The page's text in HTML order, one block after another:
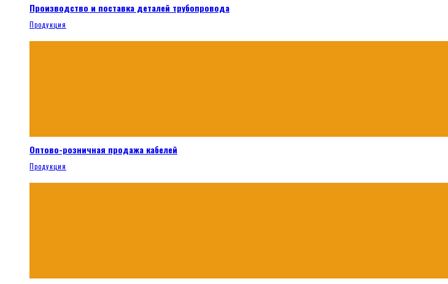
Производство и поставка деталей трубопровода
Продукция
Оптово-розничная продажа кабелей
Продукция